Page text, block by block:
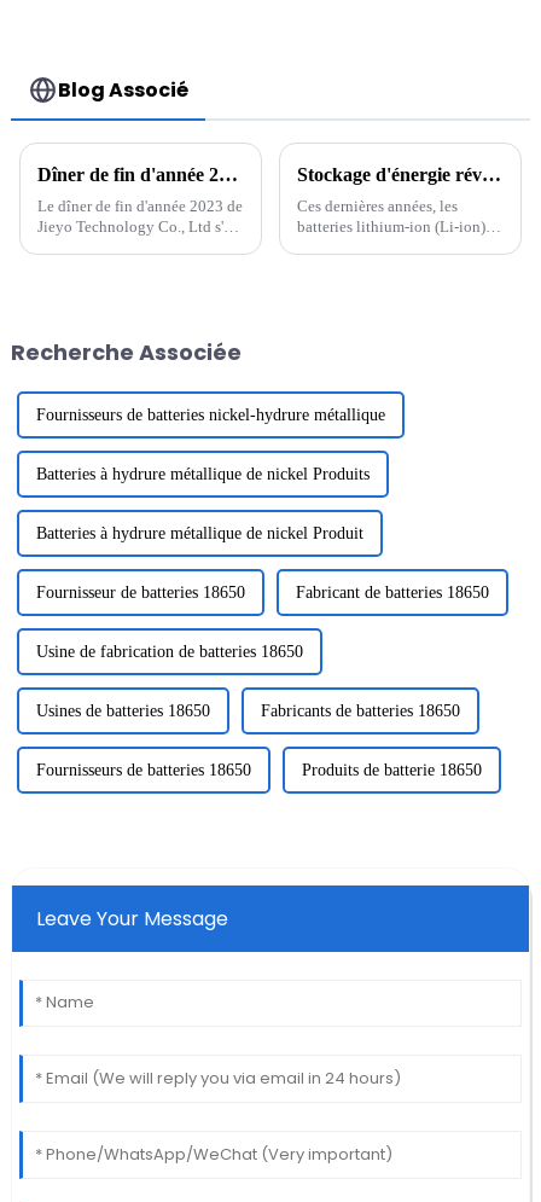
rechargeable 3 000
mAh
AA/AAA/SC/C/D
Blog Associé
Dîner de fin d'année 2023 de Jieyo Technology Co., Ltd.
Le dîner de fin d'année 2023 de
Jieyo Technology Co., Ltd s'est
Stockage d'énergie révolutionnaire : l'avenir des batteries lithium-ion
Ces dernières années, les
batteries lithium-ion (Li-ion)
Recherche Associée
Fournisseurs de batteries nickel-hydrure métallique
Batteries à hydrure métallique de nickel Produits
Batteries à hydrure métallique de nickel Produit
Fournisseur de batteries 18650 Fabricant de batteries 18650
Usine de fabrication de batteries 18650
Usines de batteries 18650 Fabricants de batteries 18650
Fournisseurs de batteries 18650 Produits de batterie 18650
Leave Your Message